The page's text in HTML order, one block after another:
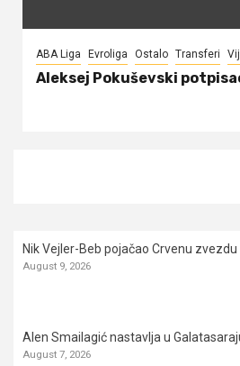
ABA Liga Evroliga Ostalo Transferi
Aleksej Pokuševski
Nik Vejler-Beb pojačao Crvenu zvezdu
August 9, 2026
Alen Smailagić nastavlja u
August 7, 2026